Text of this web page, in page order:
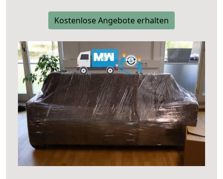
Kostenlose Angebote erhalten